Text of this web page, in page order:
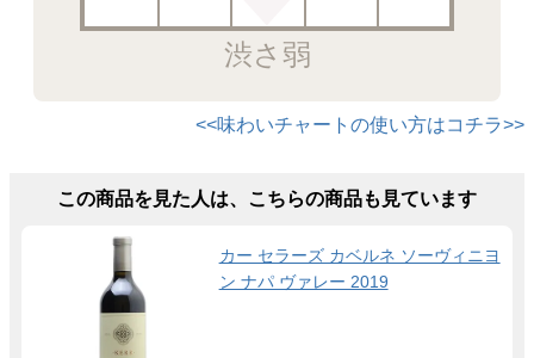
渋さ弱
<<味わいチャートの使い方はコチラ>>
この商品を見た人は、こちらの商品も見ています
カー セラーズ カベルネ ソーヴィニヨ
ン ナパ ヴァレー 2019